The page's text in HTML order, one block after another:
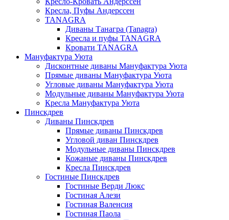
Кресла, Пуфы Андерссен
TANAGRA
Диваны Танагра (Tanagra)
Кресла и пуфы TANAGRA
Кровати TANAGRA
Мануфактура Уюта
Дисконтные диваны Мануфактура Уюта
Прямые диваны Мануфактура Уюта
Угловые диваны Мануфактура Уюта
Модульные диваны Мануфактура Уюта
Кресла Мануфактура Уюта
Пинскдрев
Диваны Пинскдрев
Прямые диваны Пинскдрев
Угловой диван Пинскдрев
Модульные диваны Пинскдрев
Кожаные диваны Пинскдрев
Кресла Пинскдрев
Гостиные Пинскдрев
Гостиные Верди Люкс
Гостиная Алези
Гостиная Валенсия
Гостиная Паола